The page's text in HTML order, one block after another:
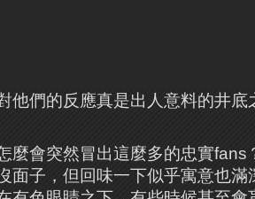
他們的反應真是出人意料的井底
麼會突然冒出這麼多的忠實fans
面子，但回味一下似乎寓意也滿